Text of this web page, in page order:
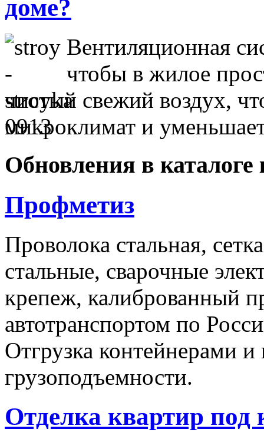
доме?
Вентиляционная
чтобы в жилое
чистый свежий воздух,
микроклимат и
Обновления в
Профметиз
Проволока стальная,
стальные, сварочные
крепеж, калиброванный
автотранспортом по
Отгрузка контейнерами
грузоподъемности.
Отделка квартир под